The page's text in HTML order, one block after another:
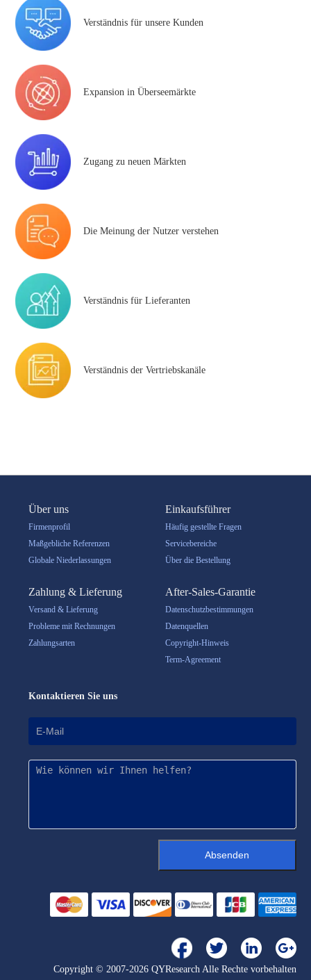
Verständnis für unsere Kunden
Expansion in Überseemärkte
Zugang zu neuen Märkten
Die Meinung der Nutzer verstehen
Verständnis für Lieferanten
Verständnis der Vertriebskanäle
Über uns
Firmenprofil
Maßgebliche Referenzen
Globale Niederlassungen
Einkaufsführer
Häufig gestellte Fragen
Servicebereiche
Über die Bestellung
Zahlung & Lieferung
Versand & Lieferung
Probleme mit Rechnungen
Zahlungsarten
After-Sales-Garantie
Datenschutzbestimmungen
Datenquellen
Copyright-Hinweis
Term-Agreement
Kontaktieren Sie uns
Absenden
Copyright © 2007-2026 QYResearch Alle Rechte vorbehalten